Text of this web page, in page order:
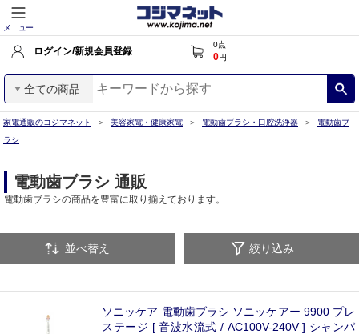
メニュー
ログイン/新規会員登録
0点
0円
全ての商品
家電通販のコジマネット 美容家電・健康家電 電動歯ブラシ・口腔洗浄器
電動歯ブ
ラシ
電動歯ブラシ 通販
電動歯ブラシの商品を豊富に取り揃えております。
並べ替え 絞り込み
ソニッケア 電動歯ブラシ ソニッケアー 9900 プレ
ステージ [ 音波水流式 / AC100V-240V ] シャンパ